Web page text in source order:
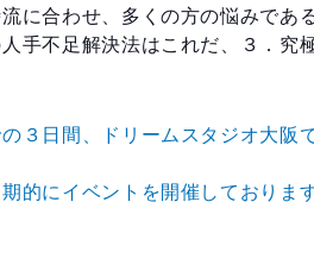
に合わせ、多くの方の悩みであ
手不足解決法はこれだ、３．究
３日間、ドリームスタジオ大阪
的に イベントを開催しておりま